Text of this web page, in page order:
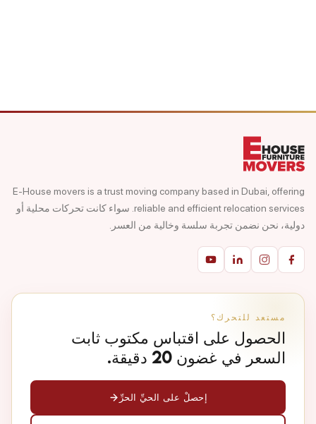
E-House movers is a trust moving company based in Dubai, offering
reliable and efficient relocation services. سواء كانت تحركات محلية أو
دولية، نحن نضمن تجربة سلسة وخالية من العسر.
مستعد للتحرك؟
الحصول على اقتباس مكتوب ثابت
السعر في غضون 20 دقيقة.
إحصلْ على الحيِّ الحرِّ